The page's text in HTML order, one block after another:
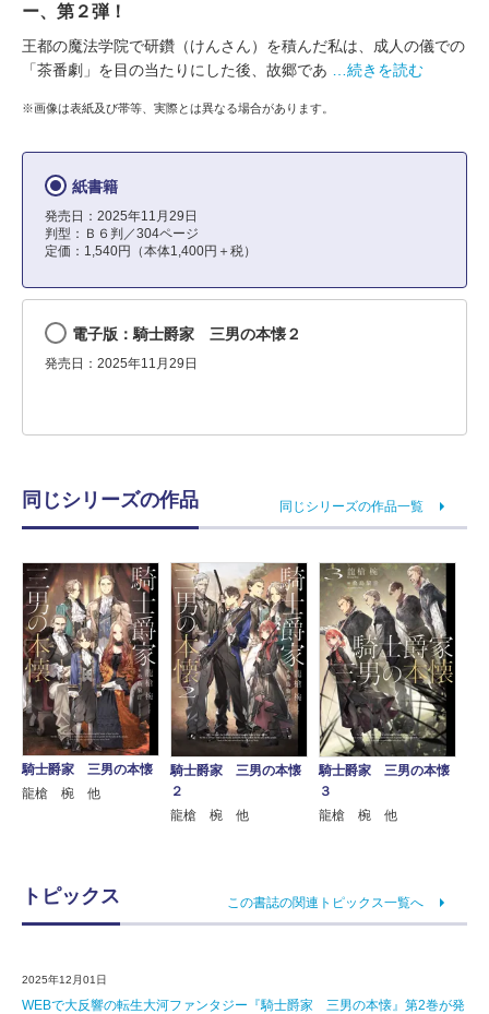
ー、第２弾！
王都の魔法学院で研鑽（けんさん）を積んだ私は、成人の儀での
「茶番劇」を目の当たりにした後、故郷であ
…続きを読む
※画像は表紙及び帯等、実際とは異なる場合があります。
紙書籍
発売日：2025年11月29日
判型：Ｂ６判／304ページ
定価：1,540円（本体1,400円＋税）
電子版：騎士爵家 三男の本懐２
発売日：2025年11月29日
同じシリーズの作品 同じシリーズの作品一覧
騎士爵家 三男の本懐
龍槍 椀 他
騎士爵家 三男の本懐
２
龍槍 椀 他
騎士爵家 三男の本懐
３
龍槍 椀 他
トピックス この書誌の関連トピックス一覧へ
2025年12月01日
WEBで大反響の転生大河ファンタジー『騎士爵家 三男の本懐』第2巻が発